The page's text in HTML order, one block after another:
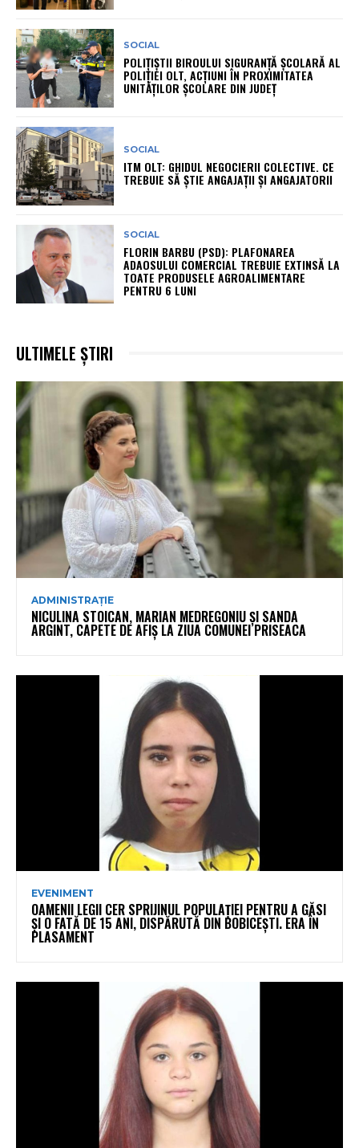
SOCIAL
POLIȚIȘTII BIROULUI SIGURANȚĂ ȘCOLARĂ AL
POLIȚIEI OLT, ACȚIUNI ÎN PROXIMITATEA
UNITĂȚILOR ȘCOLARE DIN JUDEȚ
SOCIAL
ITM OLT: GHIDUL NEGOCIERII COLECTIVE. CE
TREBUIE SĂ ȘTIE ANGAJAȚII ȘI ANGAJATORII
SOCIAL
FLORIN BARBU (PSD): PLAFONAREA
ADAOSULUI COMERCIAL TREBUIE EXTINSĂ LA
TOATE PRODUSELE AGROALIMENTARE
PENTRU 6 LUNI
ULTIMELE ȘTIRI
ADMINISTRAȚIE
NICULINA STOICAN, MARIAN MEDREGONIU ȘI SANDA
ARGINT, CAPETE DE AFIȘ LA ZIUA COMUNEI PRISEACA
EVENIMENT
OAMENII LEGII CER SPRIJINUL POPULAȚIEI PENTRU A GĂSI
ȘI O FATĂ DE 15 ANI, DISPĂRUTĂ DIN BOBICEȘTI. ERA ÎN
PLASAMENT